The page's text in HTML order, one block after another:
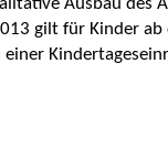
gilt für Kinder ab